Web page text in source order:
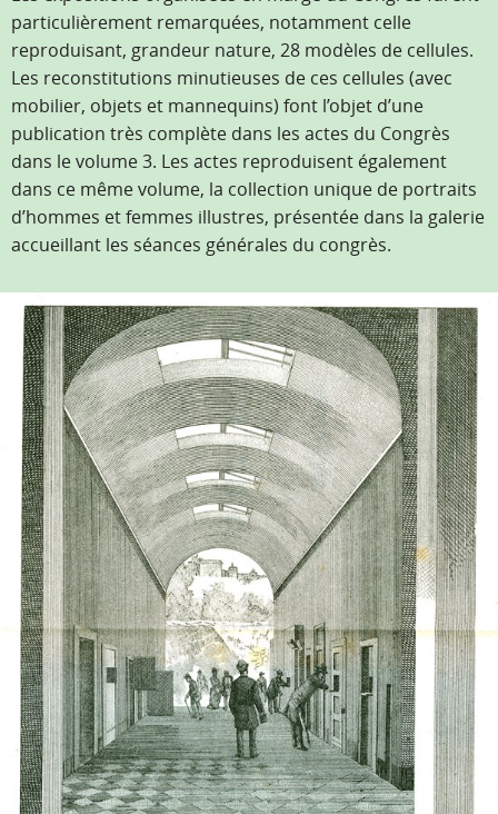
particulièrement remarquées, notamment celle
reproduisant, grandeur nature, 28 modèles de cellules.
Les reconstitutions minutieuses de ces cellules (avec
mobilier, objets et mannequins) font l’objet d’une
publication très complète dans les actes du Congrès
dans le volume 3. Les actes reproduisent également
dans ce même volume, la collection unique de portraits
d’hommes et femmes illustres, présentée dans la galerie
accueillant les séances générales du congrès.